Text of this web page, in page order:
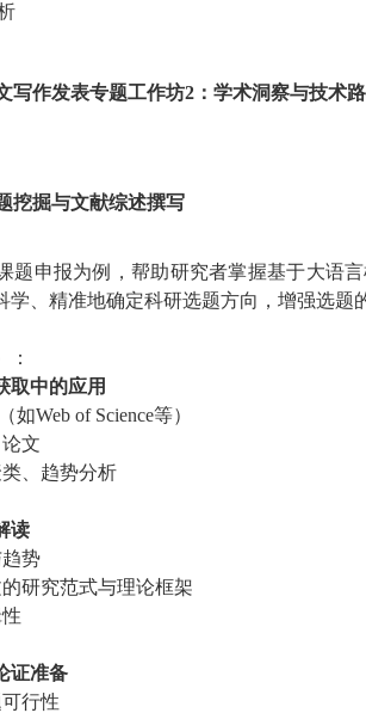
写作发表专题工作坊2：学术洞察与技术
挖掘与文献综述撰写
题申报为例，帮助研究者掌握基于大语
学、精准地确定科研选题方向，增强选题
：
取中的应用
Web of Science等）
文
、趋势分析
读
势
研究范式与理论框架
证准备
行性